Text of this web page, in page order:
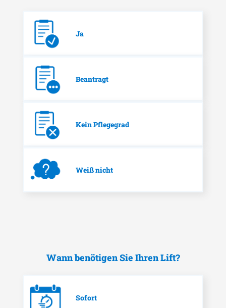
Ja
Beantragt
Kein Pflegegrad
Weiß nicht
Wann benötigen Sie Ihren Lift?
Sofort